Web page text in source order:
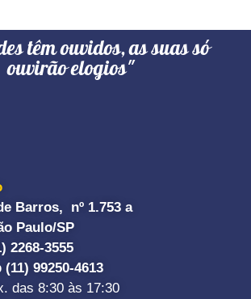
têm ouvidos, as suas só
ouvirão elogios"
Barros, nº 1.753 a
Paulo/SP
2268-3555
99250-4613
das 8:30 às 17:30